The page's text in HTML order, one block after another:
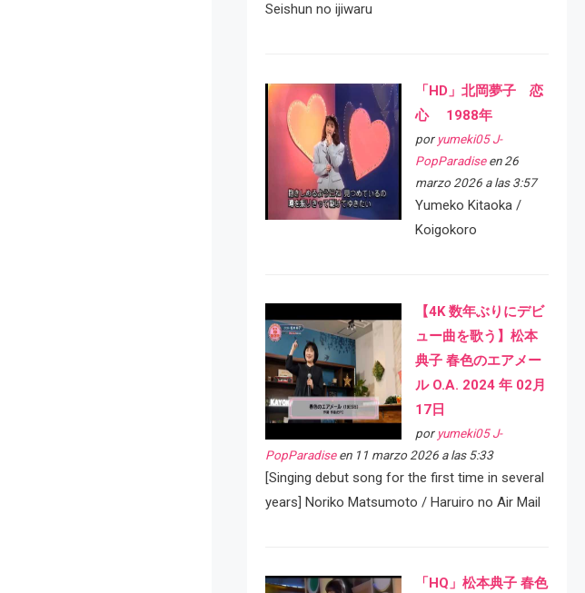
Seishun no ijiwaru
「HD」北岡夢子 恋
心 1988年
por yumeki05 J-
PopParadiseen 26
marzo 2026 a las 3:57
Yumeko Kitaoka /
Koigokoro
【4K 数年ぶりにデビ
ュー曲を歌う】松本
典子 春色のエアメー
ル O.A. 2024 年 02月
17日
por yumeki05 J-
PopParadiseen 11 marzo 2026 a las 5:33
[Singing debut song for the first time in several
years] Noriko Matsumoto / Haruiro no Air Mail
「HQ」松本典子 春色